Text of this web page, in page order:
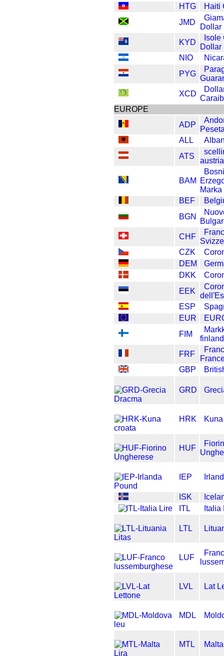
HTG
Haiti
JMD
Dollar
KYD
Isole
Dollar
NIO
PYG
XCD
EUROPE
ADP
ALL
ATS
BAM
Marka
BEF
BGN
CHF
CZK
DEM
DKK
EEK
ESP
EUR
FIM
FRF
GBP
GRD
HRK
HUF
IEP
ISK
ITL
Italia
LTL
LUF
LVL Lat
MDL
MTL